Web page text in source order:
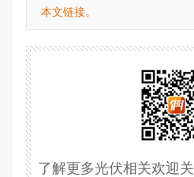
本文链接。
了解更多光伏相关欢迎